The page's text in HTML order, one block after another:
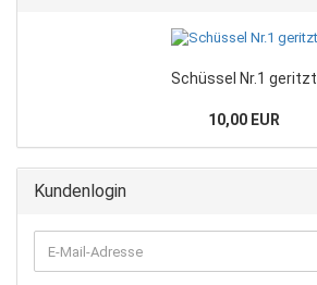
Schüssel Nr.1 geritzt
10,00 EUR
Kundenlogin